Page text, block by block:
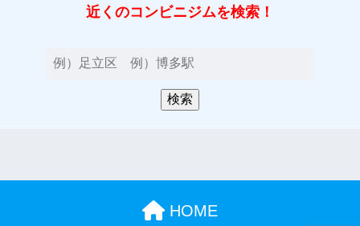
近くのコンビニジムを検索！
HOME